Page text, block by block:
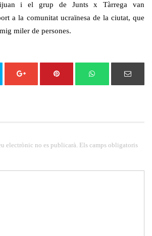
i el grup de Junts x Tàrrega van
a la comunitat ucraïnesa de la ciutat, que
miler de persones.
electrònic no es publicarà. Els camps obligatoris